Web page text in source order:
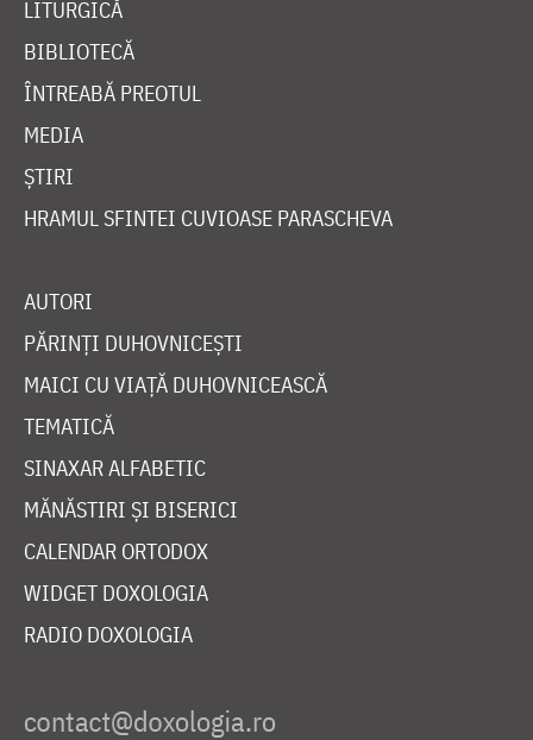
LITURGICĂ
BIBLIOTECĂ
ÎNTREABĂ PREOTUL
MEDIA
ȘTIRI
HRAMUL SFINTEI CUVIOASE PARASCHEVA
AUTORI
PĂRINȚI DUHOVNICEȘTI
MAICI CU VIAȚĂ DUHOVNICEASCĂ
TEMATICĂ
SINAXAR ALFABETIC
MĂNĂSTIRI ȘI BISERICI
CALENDAR ORTODOX
WIDGET DOXOLOGIA
RADIO DOXOLOGIA